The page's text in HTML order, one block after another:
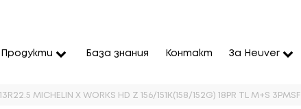
Продукти База знания Контакт За Heuver
13R22.5 MICHELIN X WORKS HD Z 156/151K(158/152G) 18PR TL M+S 3PMSF